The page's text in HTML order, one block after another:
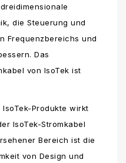
die Steuerung und
Frequenzbereichs und
Das
von IsoTek ist
Produkte wirkt
IsoTek-Stromkabel
Bereich ist die
von Design und